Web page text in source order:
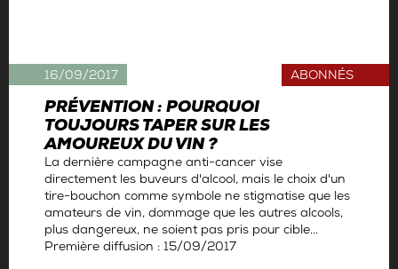
PRÉVENTION : POURQUOI
TOUJOURS TAPER SUR LES
AMOUREUX DU VIN ?
ABONNÉS
La dernière campagne anti-cancer vise
directement les buveurs d'alcool, mais le choix d'un
tire-bouchon comme symbole ne stigmatise que les
amateurs de vin, dommage que les autres alcools,
plus dangereux, ne soient pas pris pour cible...
Première diffusion : 15/09/2017
16/09/2017